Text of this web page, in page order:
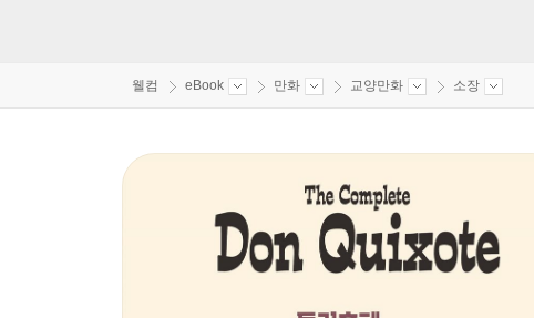
웰컴 eBook 만화 교양만화 소장